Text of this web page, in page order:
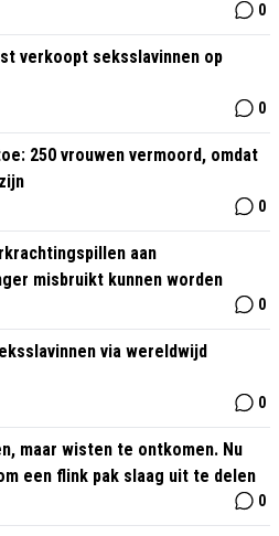
0
verkoopt seksslavinnen op
0
250 vrouwen vermoord, omdat
0
aan
misbruikt kunnen worden
0
via wereldwijd
0
maar wisten te ontkomen. Nu
een flink pak slaag uit te delen
0